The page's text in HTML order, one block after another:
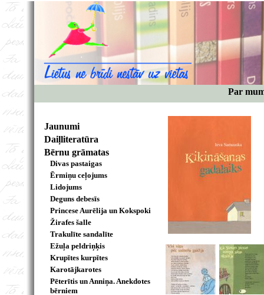
Par
Jaunumi
Daiļliteratūra
Bērnu grāmatas
Divas pastaigas
Ērmiņu ceļojums
Lidojums
Deguns debesīs
Princese Aurēlija un Kokspoki
Žirafes šalle
Trakulīte sandalīte
Ežuļa peldriņķis
Krupītes kurpītes
Karotājkarotes
Pēterītis un Anniņa. Anekdotes
bērniem